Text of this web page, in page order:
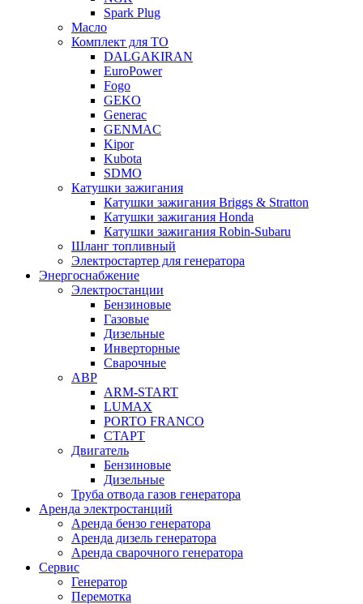
Spark Plug
Масло
Комплект для ТО
DALGAKIRAN
EuroPower
Fogo
GEKO
Generac
GENMAC
Kipor
Kubota
SDMO
Катушки зажигания
Катушки зажигания Briggs & Stratton
Катушки зажигания Honda
Катушки зажигания Robin-Subaru
Шланг топливный
Электростартер для генератора
Энергоснабжение
Электростанции
Бензиновые
Газовые
Дизельные
Инверторные
Сварочные
АВР
ARM-START
LUMAX
PORTO FRANCO
СТАРТ
Двигатель
Бензиновые
Дизельные
Труба отвода газов генератора
Аренда электростанций
Аренда бензо генератора
Аренда дизель генератора
Аренда сварочного генератора
Сервис
Генератор
Перемотка